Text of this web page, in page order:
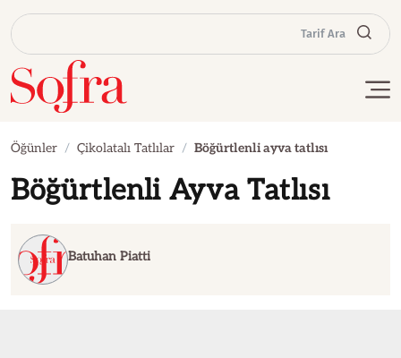
Tarif Ara
Öğünler Çikolatalı Tatlılar Böğürtlenli ayva tatlısı
Böğürtlenli Ayva Tatlısı
Batuhan Piatti